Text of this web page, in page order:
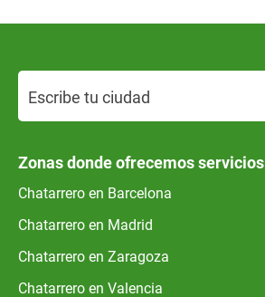
Zonas donde ofrecemos servicios
Chatarrero en Barcelona
Chatarrero en Madrid
Chatarrero en Zaragoza
Chatarrero en Valencia